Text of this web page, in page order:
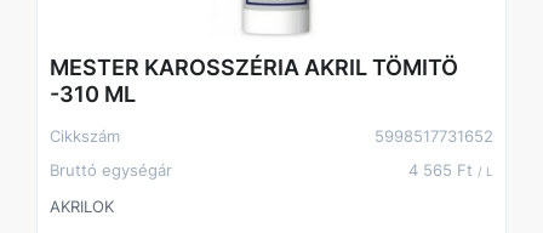
MESTER KAROSSZÉRIA AKRIL TÖMITÖ
-310 ML
Cikkszám
5998517731652
Bruttó egységár
4 565 Ft / L
AKRILOK